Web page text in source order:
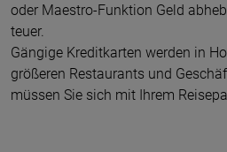
oder Maestro-Funktion Geld
teuer.
Gängige Kreditkarten werden in
größeren Restaurants und
müssen Sie sich mit Ihrem